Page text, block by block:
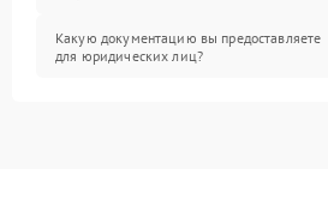
Какую документацию вы предоставляете
для юридических лиц?